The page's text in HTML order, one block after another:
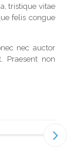
tristique vitae
felis congue
nec auctor
Praesent non